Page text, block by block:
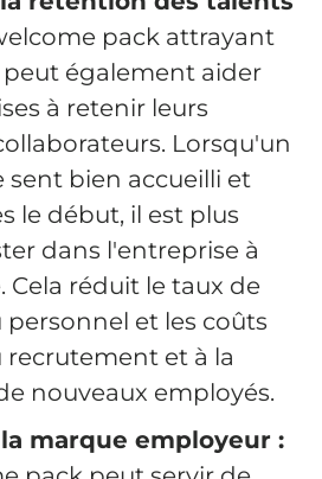
pack attrayant
également aider
à retenir leurs
Lorsqu'un
sent bien accueilli et
le début, il est plus
dans l'entreprise à
Cela réduit le taux de
et les coûts
recrutement et à la
nouveaux employés.
marque employeur :